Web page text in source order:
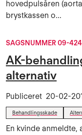
hovedpulsåren
brystkassen o...
SAGSNUMMER 09-
AK-
alternativ
Publiceret 20-02-
Behandlingsskade
En kvinde anmeldte,